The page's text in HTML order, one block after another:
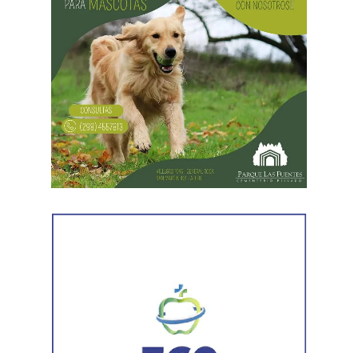
y 6° año de escuelas secundarias y técnicas, en un
momento clave para la orientación vocacional y la
elección de un proyecto educativo. En este sentido, la
Universidad abrirá las puertas de sus aulas y espacios
institucionales para que los y las jóvenes puedan conocer
de cerca el funcionamiento de la vida universitaria,
dialogar con estudiantes y docentes, y recorrer las
instalaciones.
Cada aula del edificio estará destinada a una Escuela de
actividades vinculadas a las distintas carreras. Además,
acompañamiento para ingresantes.
Desde la organización se invita a directivos y docentes
de escuelas secundarias de la región a coordinar la